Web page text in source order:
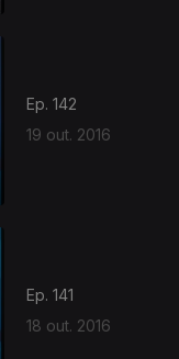
Ep. 142
19 out. 2016
Ep. 141
18 out. 2016